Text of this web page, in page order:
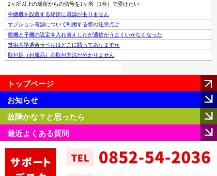
2ヶ所以上の場所からの信号を1ヶ所（1台）で受けたい
中継機を設置する場所に電源がありません
オプション電源について利用する際の注意点は
親機と子機の設定を入れ替えしたが通信がうまくいかなくなった
技術基準適合ラベルはどこに貼ってありますか
取付足（付属品）の取付方法が分かりません
トップページ
お知らせ
故障かな？と思ったら
最近よくある質問